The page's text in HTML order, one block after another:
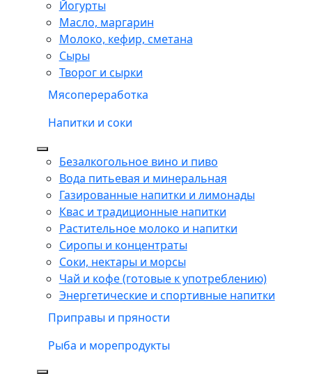
Йогурты
Масло, маргарин
Молоко, кефир, сметана
Сыры
Творог и сырки
Мясопереработка
Напитки и соки
Безалкогольное вино и пиво
Вода питьевая и минеральная
Газированные напитки и лимонады
Квас и традиционные напитки
Растительное молоко и напитки
Сиропы и концентраты
Соки, нектары и морсы
Чай и кофе (готовые к употреблению)
Энергетические и спортивные напитки
Приправы и пряности
Рыба и морепродукты